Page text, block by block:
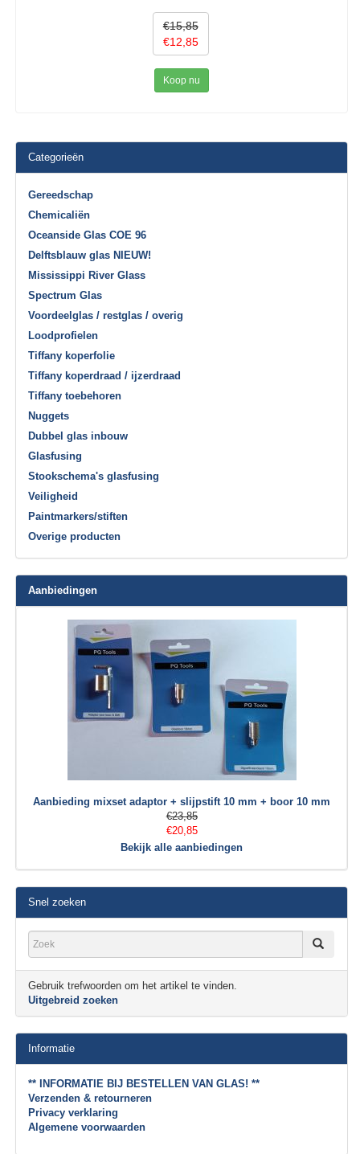
€15,85
€12,85
Koop nu
Categorieën
Gereedschap
Chemicaliën
Oceanside Glas COE 96
Delftsblauw glas NIEUW!
Mississippi River Glass
Spectrum Glas
Voordeelglas / restglas / overig
Loodprofielen
Tiffany koperfolie
Tiffany koperdraad / ijzerdraad
Tiffany toebehoren
Nuggets
Dubbel glas inbouw
Glasfusing
Stookschema's glasfusing
Veiligheid
Paintmarkers/stiften
Overige producten
Aanbiedingen
Aanbieding mixset adaptor + slijpstift 10 mm + boor 10 mm
€23,85
€20,85
Bekijk alle aanbiedingen
Snel zoeken
Gebruik trefwoorden om het artikel te vinden.
Uitgebreid zoeken
Informatie
** INFORMATIE BIJ BESTELLEN VAN GLAS! **
Verzenden & retourneren
Privacy verklaring
Algemene voorwaarden